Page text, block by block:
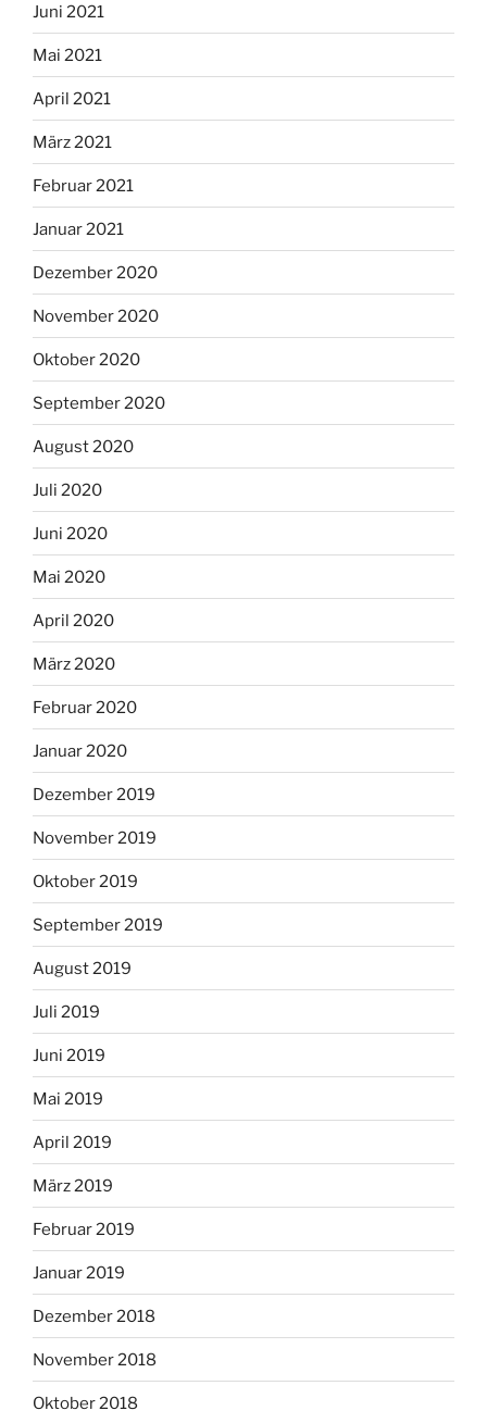
Juni 2021
Mai 2021
April 2021
März 2021
Februar 2021
Januar 2021
Dezember 2020
November 2020
Oktober 2020
September 2020
August 2020
Juli 2020
Juni 2020
Mai 2020
April 2020
März 2020
Februar 2020
Januar 2020
Dezember 2019
November 2019
Oktober 2019
September 2019
August 2019
Juli 2019
Juni 2019
Mai 2019
April 2019
März 2019
Februar 2019
Januar 2019
Dezember 2018
November 2018
Oktober 2018